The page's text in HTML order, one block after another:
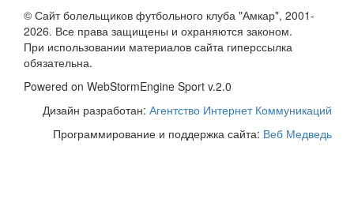
© Сайт болельщиков футбольного клуба "Амкар", 2001-
2026. Все права защищены и охраняются законом.
При использовании материалов сайта гиперссылка
обязательна.
Powered on WebStormEngine Sport v.2.0
Дизайн разработан: Агентство Интернет Коммуникаций
Программирование и поддержка сайта: Веб Медведь